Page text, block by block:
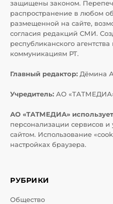
защищены законом.
распространение в любом
размещенной на сайте,
согласия редакций СМИ.
республиканского
коммуникациям РТ.
Главный редактор: Дёмина
Учредитель: АО
АО «ТАТМЕДИА»
персонализации сервисов и
сайтом. Использование
настройках браузера.
РУБРИКИ
Общество